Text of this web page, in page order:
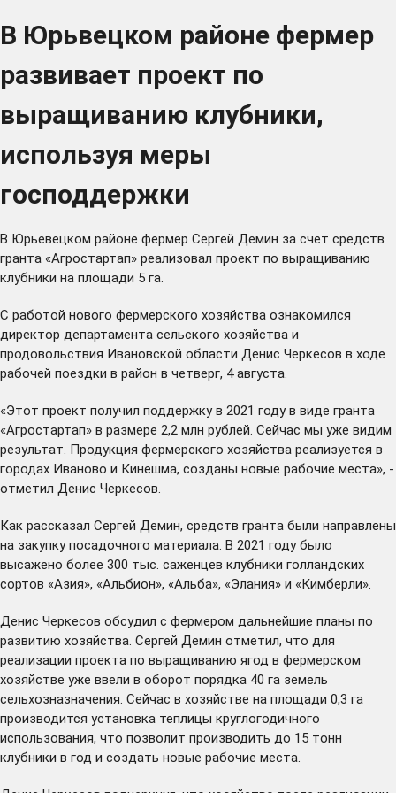
В Юрьвецком районе фермер
развивает проект по
выращиванию клубники,
используя меры
господдержки
В Юрьевецком районе фермер Сергей Демин за счет средств
гранта «Агростартап» реализовал проект по выращиванию
клубники на площади 5 га.
С работой нового фермерского хозяйства ознакомился
директор департамента сельского хозяйства и
продовольствия Ивановской области Денис Черкесов в ходе
рабочей поездки в район в четверг, 4 августа.
«Этот проект получил поддержку в 2021 году в виде гранта
«Агростартап» в размере 2,2 млн рублей. Сейчас мы уже видим
результат. Продукция фермерского хозяйства реализуется в
городах Иваново и Кинешма, созданы новые рабочие места», -
отметил Денис Черкесов.
Как рассказал Сергей Демин, средств гранта были направлены
на закупку посадочного материала. В 2021 году было
высажено более 300 тыс. саженцев клубники голландских
сортов «Азия», «Альбион», «Альба», «Элания» и «Кимберли».
Денис Черкесов обсудил с фермером дальнейшие планы по
развитию хозяйства. Сергей Демин отметил, что для
реализации проекта по выращиванию ягод в фермерском
хозяйстве уже ввели в оборот порядка 40 га земель
сельхозназначения. Сейчас в хозяйстве на площади 0,3 га
производится установка теплицы круглогодичного
использования, что позволит производить до 15 тонн
клубники в год и создать новые рабочие места.